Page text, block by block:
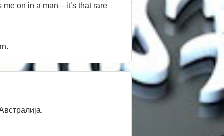
me on in a man—it’s that rare